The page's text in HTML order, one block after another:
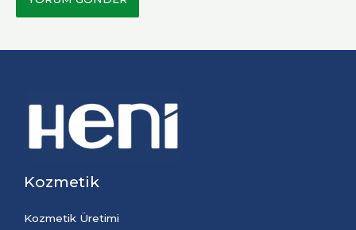
Kozmetik
Kozmetik Üretimi